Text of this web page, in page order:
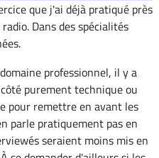
que j'ai déjà pratiqué près
Dans des spécialités
professionnel, il y a
purement technique ou
pour remettre en avant les
parle pratiquement pas en
seraient moins mis en